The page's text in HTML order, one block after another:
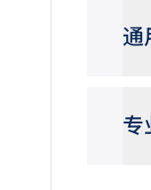
通
专